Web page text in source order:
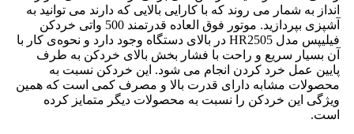
انداز به شمار می روند که با کارایی بالایی که دارند می توانید به
آشپزی بپردازید. موتور فوق العاده قدرتمند 500 واتی خردکن
فیلیپس مدل HR2505 در بالای دستگاه وجود دارد و نحوه‌ی کار با
آن بسیار سریع و راحت با فشار بخش بالای خردکن به طرف
پایین عمل خرد کردن انجام می شود. این خردکن نسبت به
محصولات مشابه دارای قدرت بالا و مصرف کمی است که همین
ویژگی این خردکن را نسبت به محصولات دیگر متمایز کرده
است.